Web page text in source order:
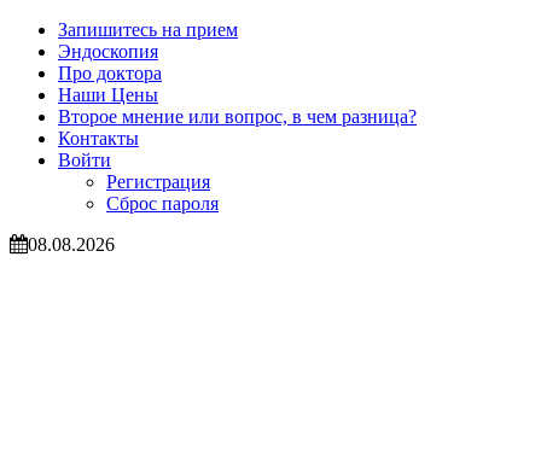
Запишитесь на прием
Эндоскопия
Про доктора
Наши Цены
Второе мнение или вопрос, в чем разница?
Контакты
Войти
Регистрация
Сброс пароля
08.08.2026